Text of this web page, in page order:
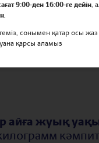
айға жуық
9:00-ден 16:00-ге дейін,
.
сонымен қатар осы
қарсы аламыз